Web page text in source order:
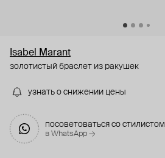
Isabel Marant
золотистый браслет из ракушек
узнать о снижении цены
посоветоваться со стилистом
в WhatsApp →